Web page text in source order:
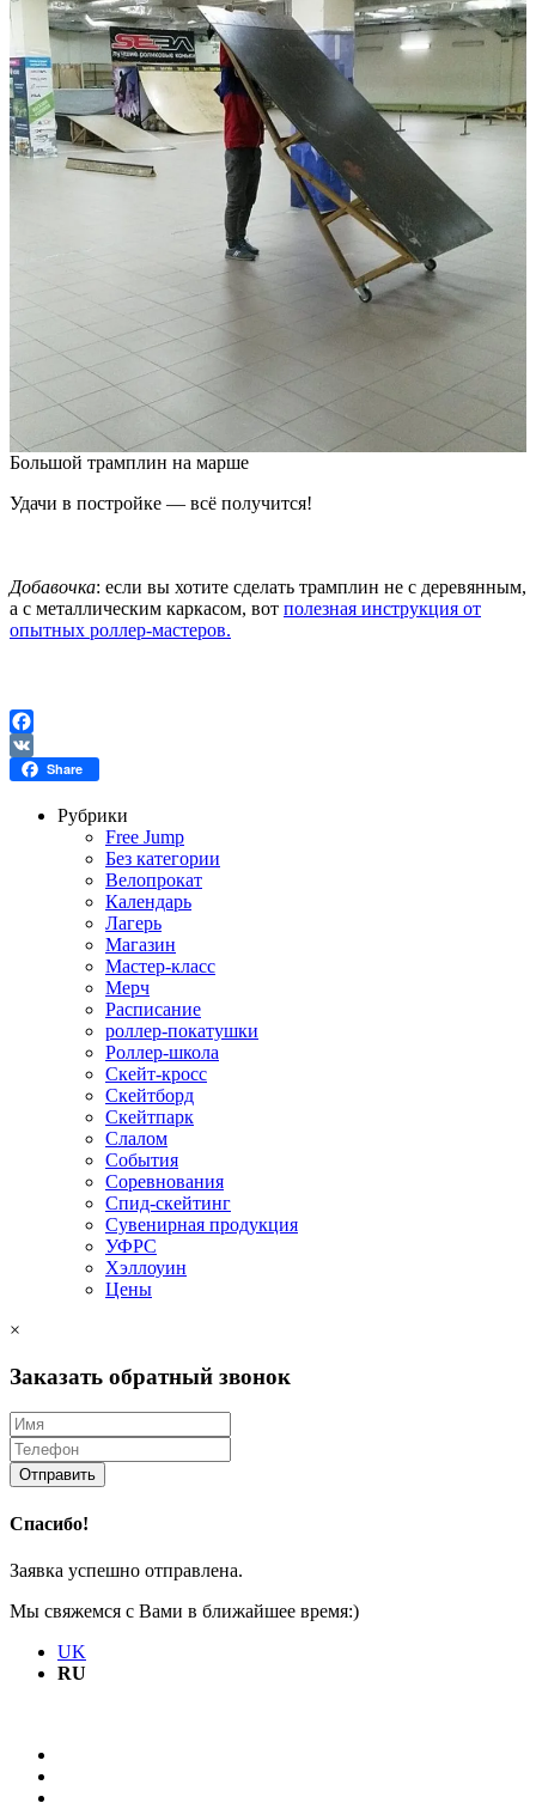
Большой трамплин на марше
Удачи в постройке — всё получится!
Добавочка: если вы хотите сделать трамплин не с деревянным,
а с металлическим каркасом, вот полезная инструкция от
опытных роллер-мастеров.
Facebook
VK Share
Рубрики
Free Jump
Без категории
Велопрокат
Календарь
Лагерь
Магазин
Мастер-класс
Мерч
Расписание
роллер-покатушки
Роллер-школа
Скейт-кросс
Скейтборд
Скейтпарк
Слалом
События
Соревнования
Спид-скейтинг
Сувенирная продукция
УФРС
Хэллоуин
Цены
×
Заказать обратный звонок
Отправить
Спасибо!
Заявка успешно отправлена.
Мы свяжемся с Вами в ближайшее время:)
UK
RU